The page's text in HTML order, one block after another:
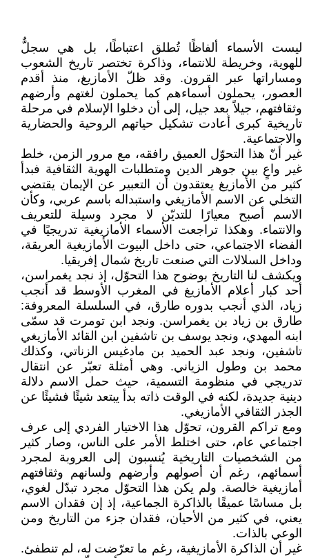
ليست الأسماء ألفاظًا تُطلق اعتباطًا، بل هي سجلٌّ
للهوية، وخريطة للانتماء، وذاكرة تختصر تاريخ الشعوب
ومساراتها عبر القرون. وقد ظلّ الأمازيغ، منذ أقدم
العصور، يحملون أسماءهم كما يحملون لغتهم وأرضهم
وثقافتهم، جيلاً بعد جيل، إلى أن دخلوا الإسلام في مرحلة
تاريخية كبرى أعادت تشكيل حياتهم الروحية والحضارية
والاجتماعية.
غير أنّ هذا التحوّل العميق رافقه، مع مرور الزمن، خلط
غير واعٍ بين جوهر الدين ومتطلبات الهوية الثقافية فبدأ
كثير من الأمازيغ يعتقدون أن التعبير عن الإيمان يقتضي
التخلي عن الاسم الأمازيغي واستبداله باسم عربي، وكأن
الاسم أصبح معيارًا للتديّن لا مجرد وسيلة للتعريف
والانتماء. وهكذا تراجعت الأسماء الأمازيغية تدريجيًا في
الفضاء الاجتماعي، حتى داخل البيوت الأمازيغية العريقة،
وداخل السلالات التي صنعت تاريخ شمال إفريقيا.
ويكشف لنا التاريخ بوضوح هذا التحوّل، إذ نجد يغمراسن،
أحد كبار أعلام الأمازيغ في المغرب الأوسط قد أنجب
زياد، الذي أنجب بدوره طارق، في السلسلة المعروفة:
طارق بن زياد بن يغمراسن. ونجد ابن تومرت قد سمّى
ابنه المهدي، ونجد يوسف بن تاشفين ابن القائد الأمازيغي
تاشفين، ونجد عبد الحميد بن مادغيس الزناتي، وكذلك
محمد بن وطول الزياني. وهي أمثلة تعبّر عن انتقال
تدريجي في منظومة التسمية، حيث حمل الاسم دلالة
دينية جديدة، لكنه في الوقت ذاته بدأ يبتعد شيئًا فشيئًا عن
الجذر الثقافي الأمازيغي.
ومع تراكم القرون، تحوّل هذا الاختيار الفردي إلى عرف
اجتماعي عام، حتى اختلط الأمر على الناس، وصار كثير
من الشخصيات التاريخية يُنسبون إلى العروبة لمجرد
أسمائهم، رغم أن أصولهم وأرضهم ولسانهم وثقافتهم
أمازيغية خالصة. ولم يكن هذا التحوّل مجرد تبدّل لغوي،
بل مساسًا عميقًا بالذاكرة الجماعية، إذ إن فقدان الاسم
يعني، في كثير من الأحيان، فقدان جزء من التاريخ ومن
الوعي بالذات.
غير أن الذاكرة الأمازيغية، رغم ما تعرّضت له، لم تنطفئ.